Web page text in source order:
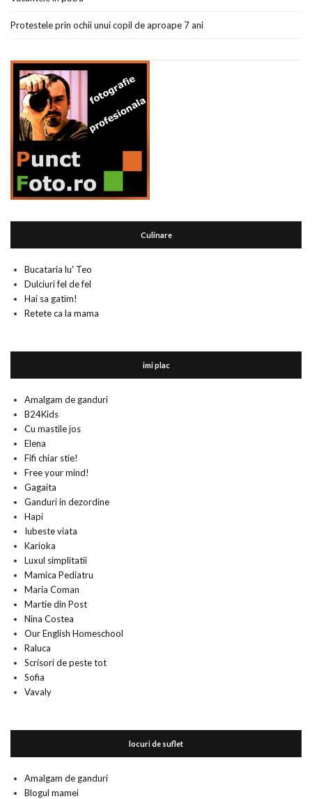
Protestele prin ochii unui copil de aproape 7 ani
Culinare
Bucataria lu' Teo
Dulciuri fel de fel
Hai sa gatim!
Retete ca la mama
imi plac
Amalgam de ganduri
B24Kids
Cu mastile jos
Elena
Fifi chiar stie!
Free your mind!
Gagaita
Ganduri in dezordine
Hapi
Iubeste viata
Karioka
Luxul simplitatii
Mamica Pediatru
Maria Coman
Martie din Post
Nina Costea
Our English Homeschool
Raluca
Scrisori de peste tot
Sofia
Vavaly
locuri de suflet
Amalgam de ganduri
Blogul mamei